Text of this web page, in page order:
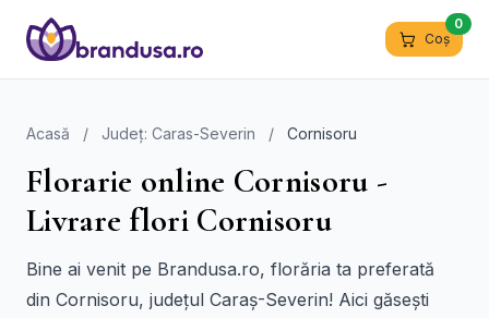
Coș
0
Acasă / Județ: Caras-Severin / Cornisoru
Florarie online Cornisoru -
Livrare flori Cornisoru
Bine ai venit pe Brandusa.ro, florăria ta preferată
din Cornisoru, județul Caraș-Severin! Aici găsești